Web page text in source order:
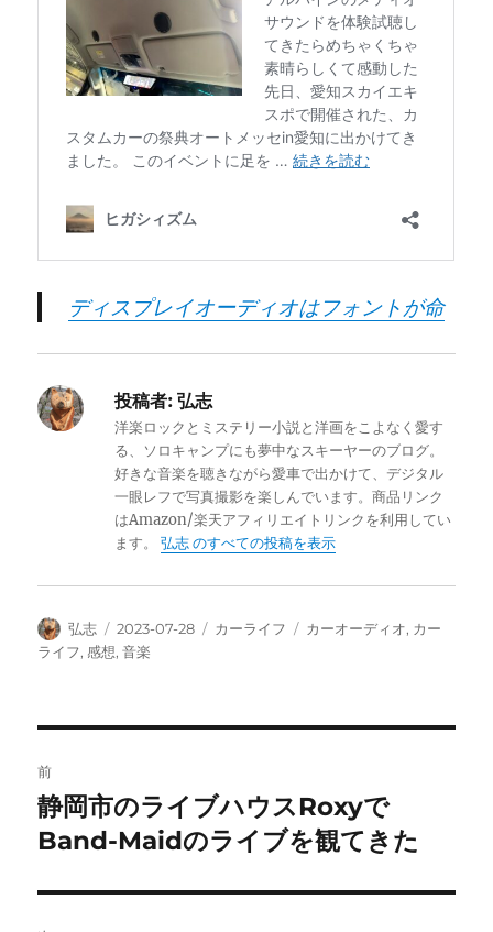
ディスプレイオーディオはフォントが命
投稿者: 弘志
洋楽ロックとミステリー小説と洋画をこよなく愛す
る、ソロキャンプにも夢中なスキーヤーのブログ。
好きな音楽を聴きながら愛車で出かけて、デジタル
一眼レフで写真撮影を楽しんでいます。商品リンク
はAmazon/楽天アフィリエイトリンクを利用してい
ます。弘志 のすべての投稿を表示
投
稿
弘志
投
稿
2023-07-28
カ
カーライフ
タ
カーオーディオ, カー
ライフ, 感想,音楽
稿
ナ
ビ
前
前
の
稿:
静岡市のライブハウスRoxyで
Band-Maidのライブを観てきた